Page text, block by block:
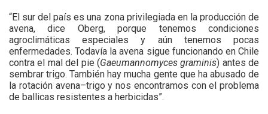
“El sur del país es una zona privilegiada en la producción de
avena, dice Oberg, porque tenemos condiciones
agroclimáticas especiales y aún tenemos pocas
enfermedades. Todavía la avena sigue funcionando en Chile
contra el mal del pie (Gaeumannomyces graminis) antes de
sembrar trigo. También hay mucha gente que ha abusado de
la rotación avena–trigo y nos encontramos con el problema
de ballicas resistentes a herbicidas”.